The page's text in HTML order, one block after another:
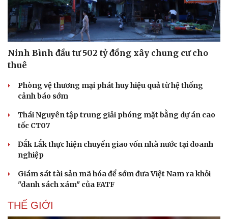
Bóng đá
Lịch thi đấu bóng đá
Thế giới thể thao
eSports
Hậu trường
Ô tô
Tư vấn
Ninh Bình đầu tư 502 tỷ đồng xây chung cư cho
thuê
Phòng vệ thương mại phát huy hiệu quả từ hệ thống
cảnh báo sớm
Thái Nguyên tập trung giải phóng mặt bằng dự án cao
tốc CT07
Đắk Lắk thực hiện chuyển giao vốn nhà nước tại doanh
nghiệp
Giám sát tài sản mã hóa để sớm đưa Việt Nam ra khỏi
"danh sách xám" của FATF
THẾ GIỚI